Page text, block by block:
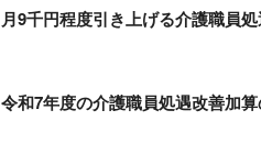
月9千円程度引き上げる介護職員
令和7年度の介護職員処遇改善加算